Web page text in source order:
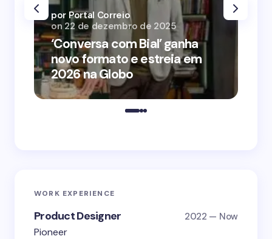
‘Conversa com Bial’ ganha
novo formato e estreia em
2026 na Globo
por Portal Correio
on 22 de dezembro de 2025
WORK EXPERIENCE
Product Designer 2022 — Now
Pioneer